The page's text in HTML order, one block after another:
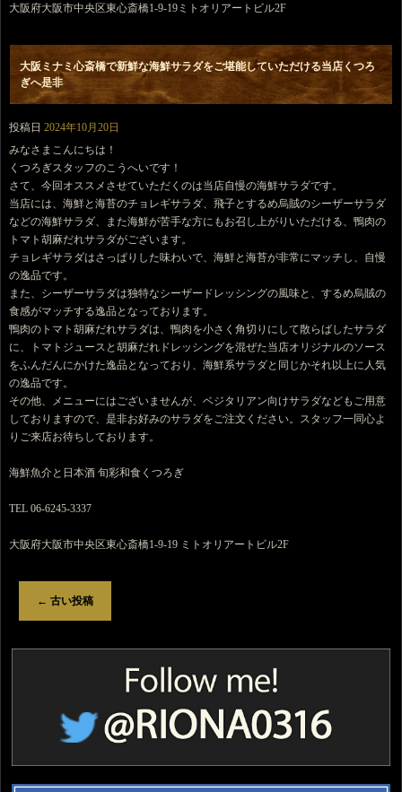
大阪府大阪市中央区東心斎橋1-9-19ミトオリアートビル2F
大阪ミナミ心斎橋で新鮮な海鮮サラダをご堪能していただける当店くつろ
ぎへ是非
投稿日 2024年10月20日
みなさまこんにちは！
くつろぎスタッフのこうへいです！
さて、今回オススメさせていただくのは当店自慢の海鮮サラダです。
当店には、海鮮と海苔のチョレギサラダ、飛子とするめ烏賊のシーザーサラダ
などの海鮮サラダ、また海鮮が苦手な方にもお召し上がりいただける、鴨肉の
トマト胡麻だれサラダがございます。
チョレギサラダはさっぱりした味わいで、海鮮と海苔が非常にマッチし、自慢
の逸品です。
また、シーザーサラダは独特なシーザードレッシングの風味と、するめ烏賊の
食感がマッチする逸品となっております。
鴨肉のトマト胡麻だれサラダは、鴨肉を小さく角切りにして散らばしたサラダ
に、トマトジュースと胡麻だれドレッシングを混ぜた当店オリジナルのソース
をふんだんにかけた逸品となっており、海鮮系サラダと同じかそれ以上に人気
の逸品です。
その他、メニューにはございませんが、ベジタリアン向けサラダなどもご用意
しておりますので、是非お好みのサラダをご注文ください。スタッフ一同心よ
りご来店お待ちしております。
海鮮魚介と日本酒 旬彩和食くつろぎ
TEL 06-6245-3337
大阪府大阪市中央区東心斎橋1-9-19 ミトオリアートビル2F
← 古い投稿